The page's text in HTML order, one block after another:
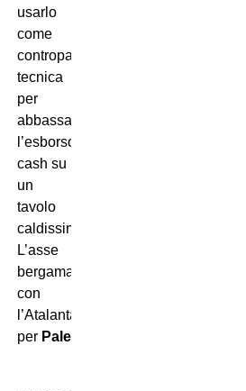
usarlo
come
contropartita
tecnica
per
abbassare
l’esborso
cash su
un
tavolo
caldissimo…
L’asse
bergamasco
con
l’Atalanta
per Palestra